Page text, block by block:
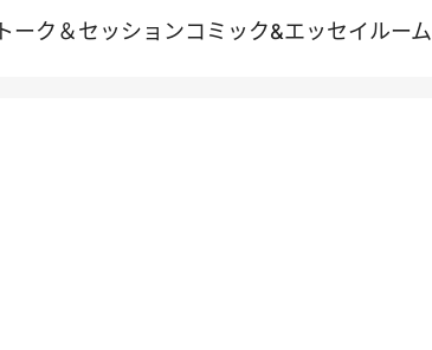
トーク＆セッションコミック&エッセイルーム